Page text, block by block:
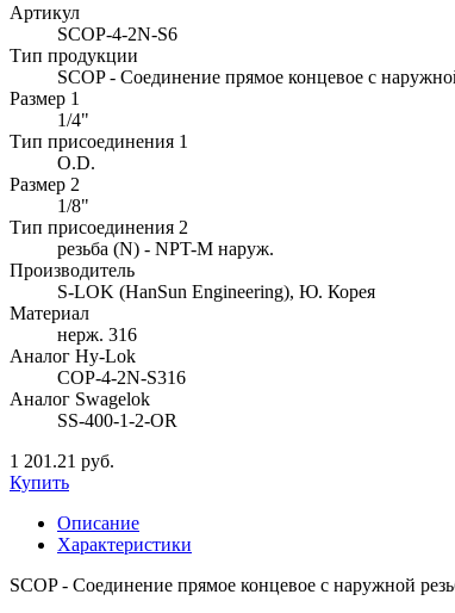
Артикул
SCOP-4-2N-S6
Тип продукции
SCOP - Соединение прямое концевое с
Размер 1
1/4"
Тип присоединения 1
O.D.
Размер 2
1/8"
Тип присоединения 2
резьба (N) - NPT-M наруж.
Производитель
S-LOK (HanSun Engineering), Ю. Корея
Материал
нерж. 316
Аналог Hy-Lok
COP-4-2N-S316
Аналог Swagelok
SS-400-1-2-OR
1 201.21 руб.
Купить
Описание
Характеристики
SCOP - Соединение прямое концевое с наружной